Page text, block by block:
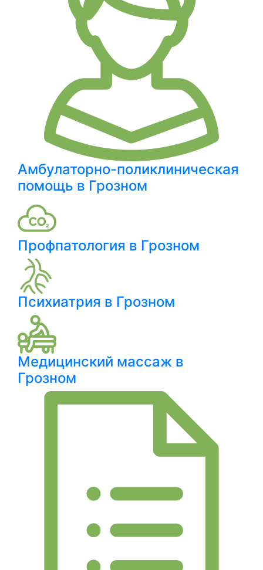
Амбулаторно-поликлиническая
помощь в Грозном
Профпатология в Грозном
Психиатрия в Грозном
Медицинский массаж в
Грозном